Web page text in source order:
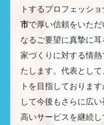
トするプロフェッシ
市で厚い信頼をいた
なるご要望に真摯に
家づくりに対する情
たします。代表とし
トを目指しておりま
して今後もさらに広
高いサービスを継続